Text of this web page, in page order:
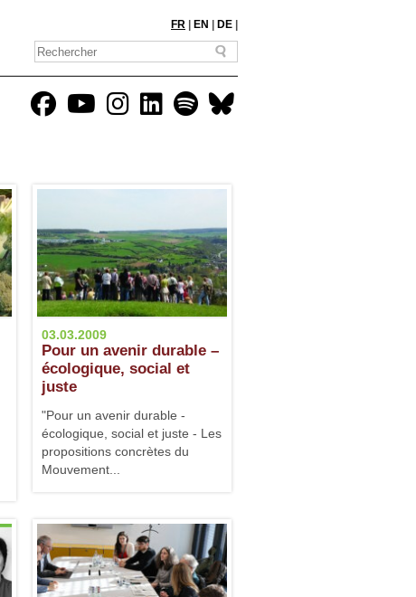
FR EN DE
03.03.2009
Pour un avenir durable –
écologique, social et
juste
"Pour un avenir durable -
écologique, social et juste - Les
propositions concrètes du
Mouvement...